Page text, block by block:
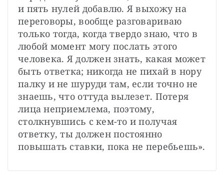
и пять нулей добавлю. Я выхожу на
переговоры, вообще разговариваю
только тогда, когда твердо знаю, что в
любой момент могу послать этого
человека. Я должен знать, какая может
быть ответка; никогда не пихай в нору
палку и не шуруди там, если точно не
знаешь, что оттуда вылезет. Потеря
лица неприемлема, поэтому,
столкнувшись с кем-то и получая
ответку, ты должен постоянно
повышать ставки, пока не перебьешь».